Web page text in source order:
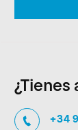
¿Tienes
+34